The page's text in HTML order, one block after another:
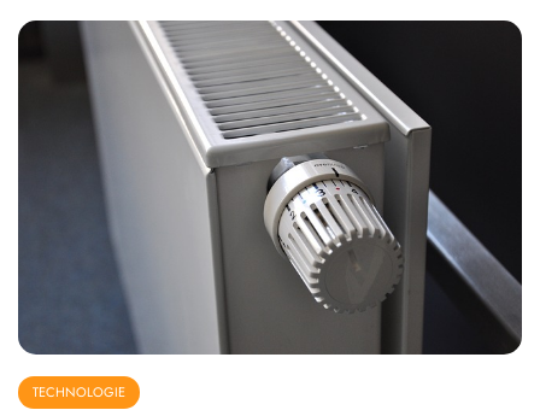
TECHNOLOGIE